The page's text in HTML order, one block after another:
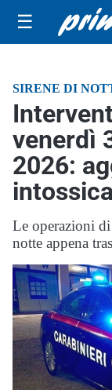
☰
SIRENE DI
venerdì
2026:
Le operazioni di
notte appena